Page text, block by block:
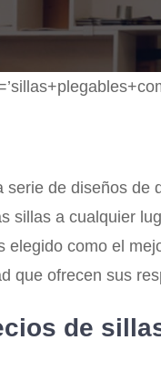
serie de diseños de
sillas a cualquier
elegido como el
que ofrecen sus
de